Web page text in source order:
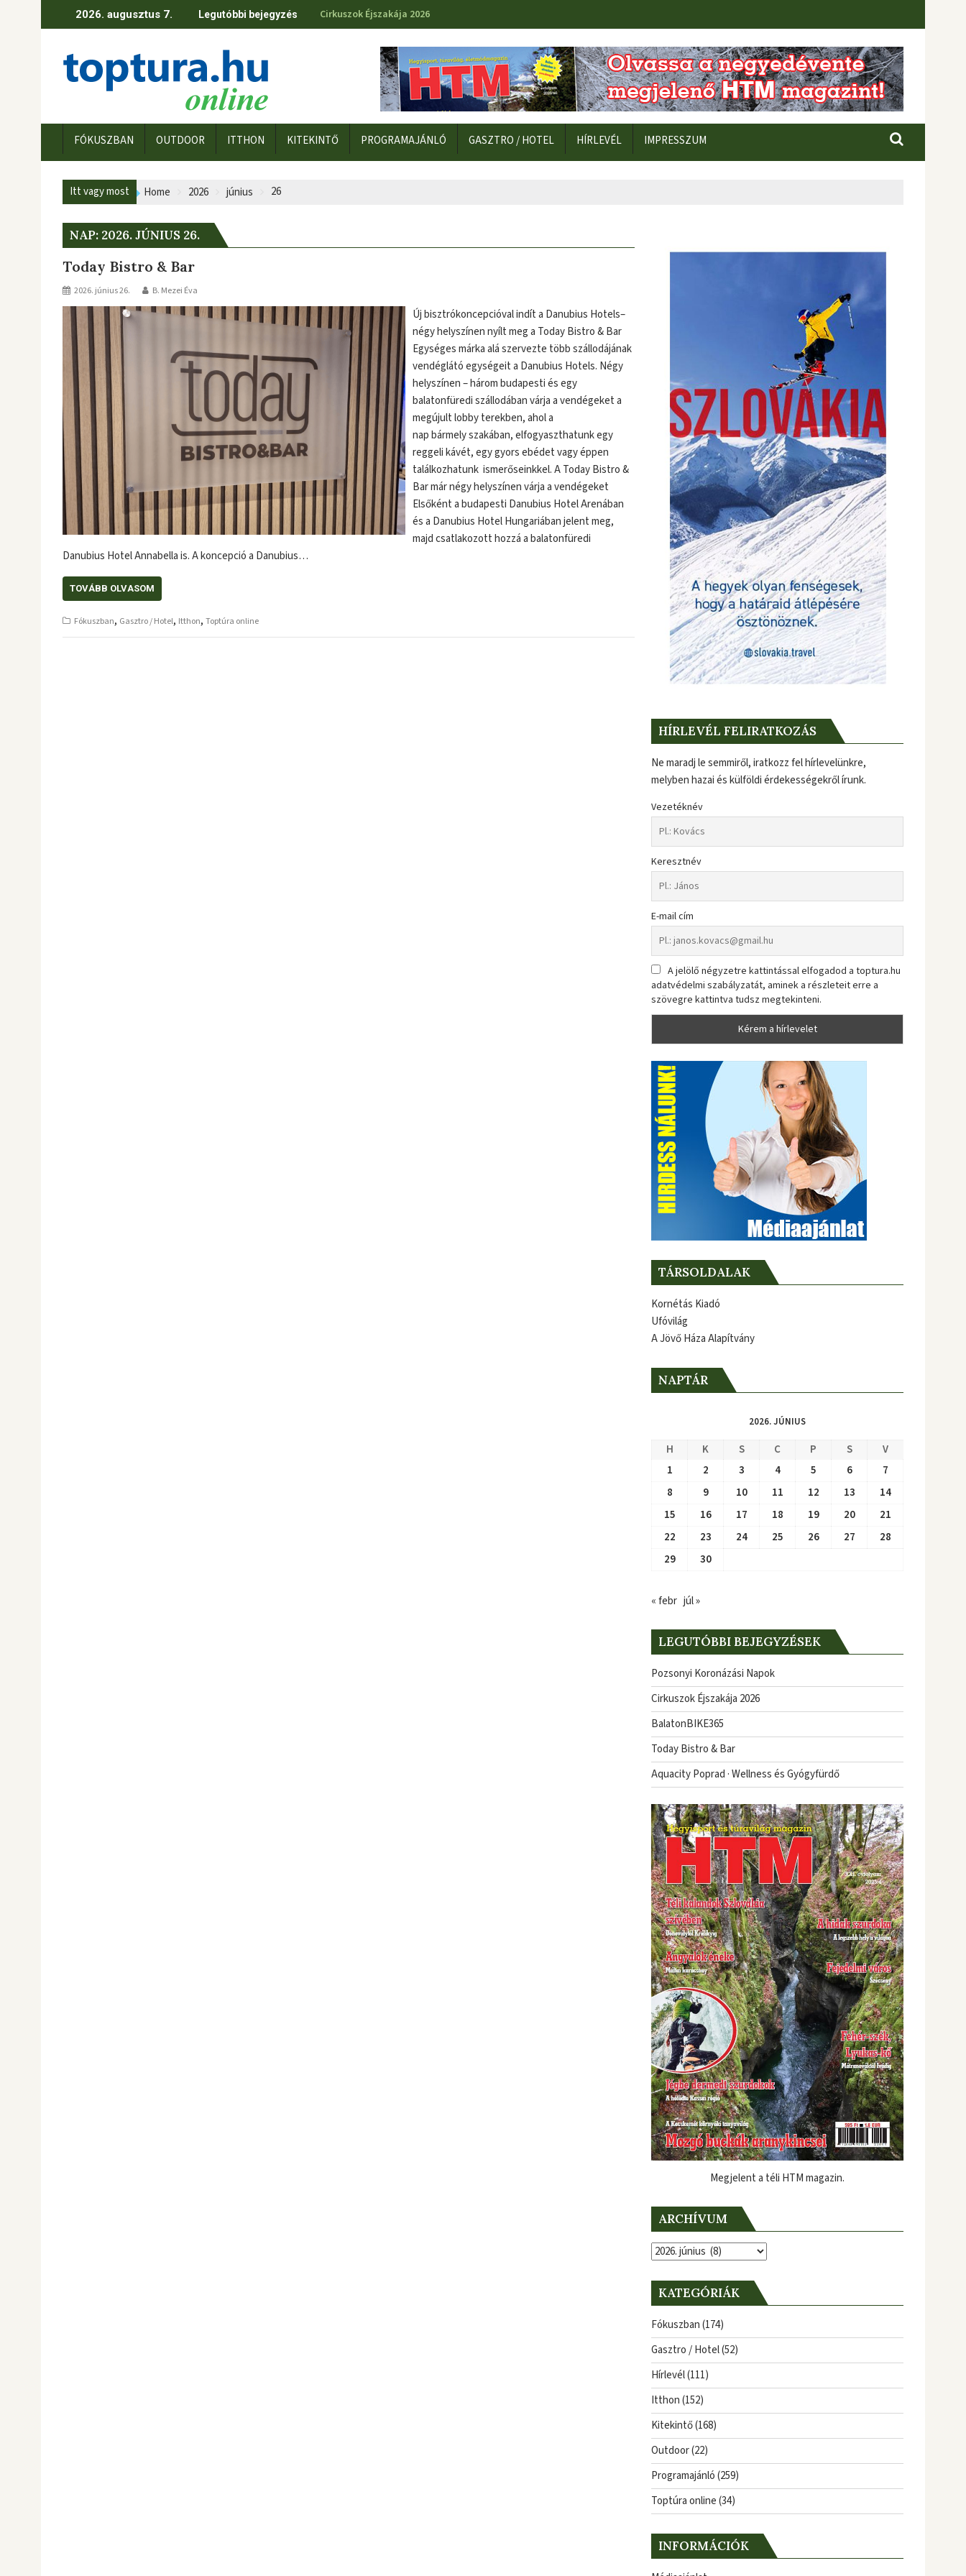
2026. augusztus 7. Legutóbbi bejegyzés Cirkuszok Éjszakája 2026
FÓKUSZBAN OUTDOOR ITTHON KITEKINTŐ PROGRAMAJÁNLÓ GASZTRO / HOTEL HÍRLEVÉL IMPRESSZUM
Itt vagy most Home 2026 június 26
NAP: 2026. JÚNIUS 26.
Today Bistro & Bar
2026. június 26. B. Mezei Éva
Új bisztrókoncepcióval indít a Danubius Hotels–
négy helyszínen nyílt meg a Today Bistro & Bar
Egységes márka alá szervezte több szállodájának
vendéglátó egységeit a Danubius Hotels. Négy
helyszínen – három budapesti és egy
balatonfüredi szállodában várja a vendégeket a
megújult lobby terekben, ahol a
nap bármely szakában, elfogyaszthatunk egy
reggeli kávét, egy gyors ebédet vagy éppen
találkozhatunk ismerőseinkkel. A Today Bistro &
Bar már négy helyszínen várja a vendégeket
Elsőként a budapesti Danubius Hotel Arenában
és a Danubius Hotel Hungariában jelent meg,
majd csatlakozott hozzá a balatonfüredi
Danubius Hotel Annabella is. A koncepció a Danubius…
TOVÁBB OLVASOM
Fókuszban, Gasztro / Hotel, Itthon, Toptúra online
HÍRLEVÉL FELIRATKOZÁS
Ne maradj le semmiről, iratkozz fel hírlevelünkre,
melyben hazai és külföldi érdekességekről írunk.
Vezetéknév
Keresztnév
E-mail cím
A jelölő négyzetre kattintással elfogadod a toptura.hu
adatvédelmi szabályzatát, aminek a részleteit erre a
szövegre kattintva tudsz megtekinteni.
TÁRSOLDALAK
Kornétás Kiadó
Ufóvilág
A Jövő Háza Alapítvány
NAPTÁR
2026. JÚNIUS
H K S C P S
V
1
2 3 4 5 6
7
8
9 10 11 12 13
14
15
16 17 18 19 20
21
22
23 24 25 26 27
28
29
30
« febr júl »
LEGUTÓBBI BEJEGYZÉSEK
Pozsonyi Koronázási Napok
Cirkuszok Éjszakája 2026
BalatonBIKE365
Today Bistro & Bar
Aquacity Poprad · Wellness és Gyógyfürdő
Megjelent a téli HTM magazin.
ARCHÍVUM
Archívum
KATEGÓRIÁK
Fókuszban(174)
Gasztro / Hotel(52)
Hírlevél(111)
Itthon(152)
Kitekintő(168)
Outdoor(22)
Programajánló(259)
Toptúra online(34)
INFORMÁCIÓK